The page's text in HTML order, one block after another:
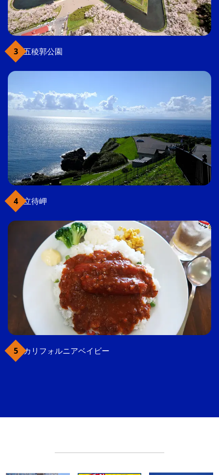
五稜郭公園
立待岬
カリフォルニアベイビー